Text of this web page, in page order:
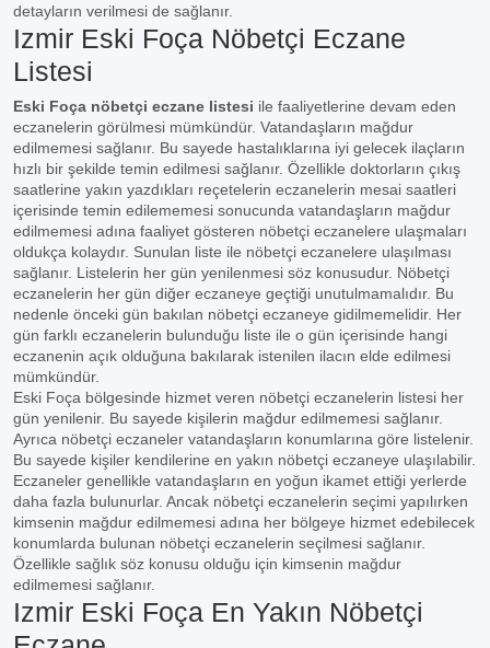
detayların verilmesi de sağlanır.
Izmir Eski Foça Nöbetçi Eczane
Listesi
Eski Foça nöbetçi eczane listesi ile faaliyetlerine devam eden
eczanelerin görülmesi mümkündür. Vatandaşların mağdur
edilmemesi sağlanır. Bu sayede hastalıklarına iyi gelecek ilaçların
hızlı bir şekilde temin edilmesi sağlanır. Özellikle doktorların çıkış
saatlerine yakın yazdıkları reçetelerin eczanelerin mesai saatleri
içerisinde temin edilememesi sonucunda vatandaşların mağdur
edilmemesi adına faaliyet gösteren nöbetçi eczanelere ulaşmaları
oldukça kolaydır. Sunulan liste ile nöbetçi eczanelere ulaşılması
sağlanır. Listelerin her gün yenilenmesi söz konusudur. Nöbetçi
eczanelerin her gün diğer eczaneye geçtiği unutulmamalıdır. Bu
nedenle önceki gün bakılan nöbetçi eczaneye gidilmemelidir. Her
gün farklı eczanelerin bulunduğu liste ile o gün içerisinde hangi
eczanenin açık olduğuna bakılarak istenilen ilacın elde edilmesi
mümkündür.
Eski Foça bölgesinde hizmet veren nöbetçi eczanelerin listesi her
gün yenilenir. Bu sayede kişilerin mağdur edilmemesi sağlanır.
Ayrıca nöbetçi eczaneler vatandaşların konumlarına göre listelenir.
Bu sayede kişiler kendilerine en yakın nöbetçi eczaneye ulaşılabilir.
Eczaneler genellikle vatandaşların en yoğun ikamet ettiği yerlerde
daha fazla bulunurlar. Ancak nöbetçi eczanelerin seçimi yapılırken
kimsenin mağdur edilmemesi adına her bölgeye hizmet edebilecek
konumlarda bulunan nöbetçi eczanelerin seçilmesi sağlanır.
Özellikle sağlık söz konusu olduğu için kimsenin mağdur
edilmemesi sağlanır.
Izmir Eski Foça En Yakın Nöbetçi